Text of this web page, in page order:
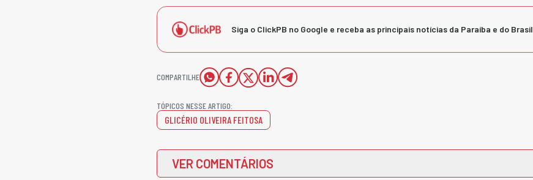
Siga o ClickPB no Google e receba as principais notícias da Paraíba e do Brasil
COMPARTILHE
TÓPICOS NESSE ARTIGO:
GLICÉRIO OLIVEIRA FEITOSA
VER COMENTÁRIOS